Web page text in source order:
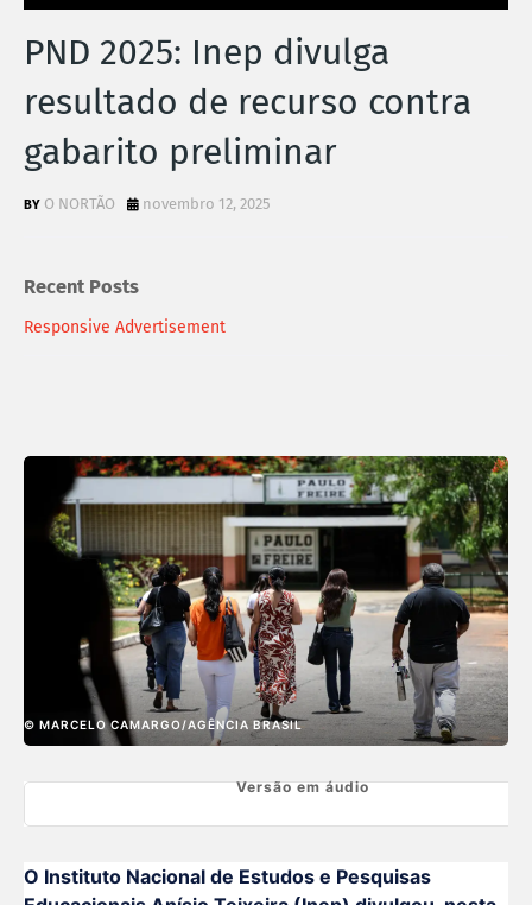
PND 2025: Inep divulga
resultado de recurso contra
gabarito preliminar
O NORTÃO novembro 12, 2025
Recent Posts
Responsive Advertisement
© MARCELO CAMARGO/AGÊNCIA BRASIL
Versão em áudio
O Instituto Nacional de Estudos e Pesquisas